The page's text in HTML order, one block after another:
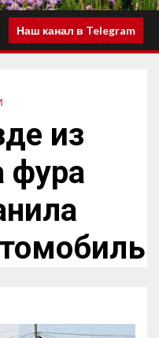
Наш канал в Telegram
из
фура